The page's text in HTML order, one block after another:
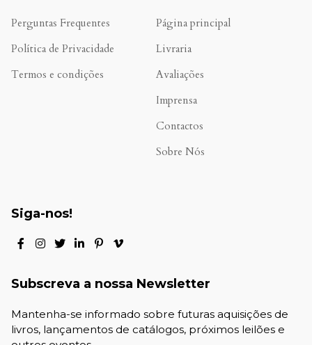
Perguntas Frequentes
Política de Privacidade
Termos e condições
Página principal
Livraria
Avaliações
Imprensa
Contactos
Sobre Nós
Siga-nos!
Subscreva a nossa Newsletter
Mantenha-se informado sobre futuras aquisições de
livros, lançamentos de catálogos, próximos leilões e